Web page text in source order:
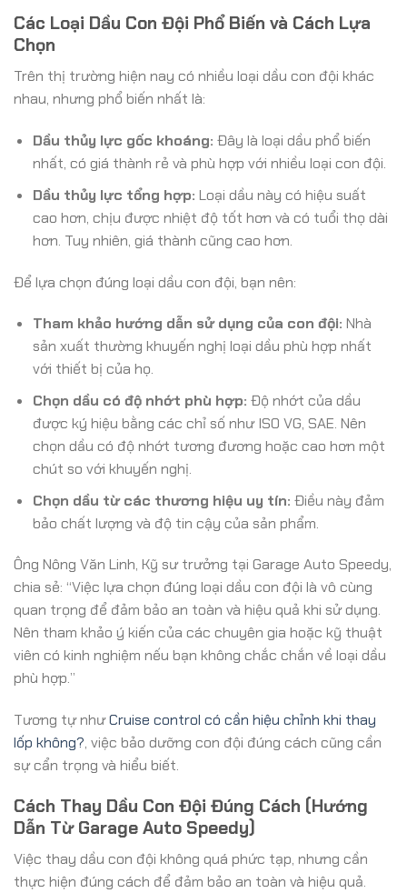
Các Loại Dầu Con Đội Phổ Biến và Cách Lựa
Chọn
Trên thị trường hiện nay có nhiều loại dầu con đội khác
nhau, nhưng phổ biến nhất là:
Dầu thủy lực gốc khoáng: Đây là loại dầu phổ biến
nhất, có giá thành rẻ và phù hợp với nhiều loại con đội.
Dầu thủy lực tổng hợp: Loại dầu này có hiệu suất
cao hơn, chịu được nhiệt độ tốt hơn và có tuổi thọ dài
hơn. Tuy nhiên, giá thành cũng cao hơn.
Để lựa chọn đúng loại dầu con đội, bạn nên:
Tham khảo hướng dẫn sử dụng của con đội: Nhà
sản xuất thường khuyến nghị loại dầu phù hợp nhất
với thiết bị của họ.
Chọn dầu có độ nhớt phù hợp: Độ nhớt của dầu
được ký hiệu bằng các chỉ số như ISO VG, SAE. Nên
chọn dầu có độ nhớt tương đương hoặc cao hơn một
chút so với khuyến nghị.
Chọn dầu từ các thương hiệu uy tín: Điều này đảm
bảo chất lượng và độ tin cậy của sản phẩm.
Ông Nông Văn Linh, Kỹ sư trưởng tại Garage Auto Speedy,
chia sẻ: “Việc lựa chọn đúng loại dầu con đội là vô cùng
quan trọng để đảm bảo an toàn và hiệu quả khi sử dụng.
Nên tham khảo ý kiến của các chuyên gia hoặc kỹ thuật
viên có kinh nghiệm nếu bạn không chắc chắn về loại dầu
phù hợp.”
Tương tự nhưCruise control có cần hiệu chỉnh khi thay
lốp không?, việc bảo dưỡng con đội đúng cách cũng cần
sự cẩn trọng và hiểu biết.
Cách Thay Dầu Con Đội Đúng Cách (Hướng
Dẫn Từ Garage Auto Speedy)
Việc thay dầu con đội không quá phức tạp, nhưng cần
thực hiện đúng cách để đảm bảo an toàn và hiệu quả.